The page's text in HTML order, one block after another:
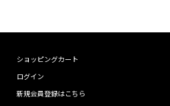
ショッピングカート
ログイン
新規会員登録はこちら